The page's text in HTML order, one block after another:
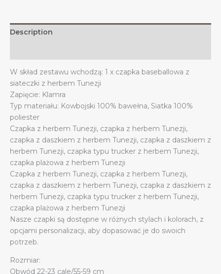
siateczki
tunezyjskiej
quantity
Description
W skład zestawu wchodzą: 1 x czapka baseballowa z
siateczki z herbem Tunezji
Zapięcie: Klamra
Typ materiału: Kowbojski 100% bawełna, Siatka 100%
poliester
Czapka z herbem Tunezji, czapka z herbem Tunezji,
czapka z daszkiem z herbem Tunezji, czapka z daszkiem z
herbem Tunezji, czapka typu trucker z herbem Tunezji,
czapka plażowa z herbem Tunezji
Czapka z herbem Tunezji, czapka z herbem Tunezji,
czapka z daszkiem z herbem Tunezji, czapka z daszkiem z
herbem Tunezji, czapka typu trucker z herbem Tunezji,
czapka plażowa z herbem Tunezji
Nasze czapki są dostępne w różnych stylach i kolorach, z
opcjami personalizacji, aby dopasować je do swoich
potrzeb.
Rozmiar:
Obwód 22-23 cale/55-59 cm